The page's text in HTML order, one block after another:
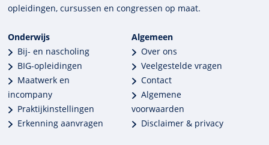
opleidingen, cursussen en congres­sen op maat.
Onderwijs
Bij- en nascholing
BIG-opleidingen
Maatwerk en
incompany
Praktijkinstellingen
Erkenning aanvragen
Algemeen
Over ons
Veelgestelde vragen
Contact
Algemene
voorwaarden
Disclaimer & privacy